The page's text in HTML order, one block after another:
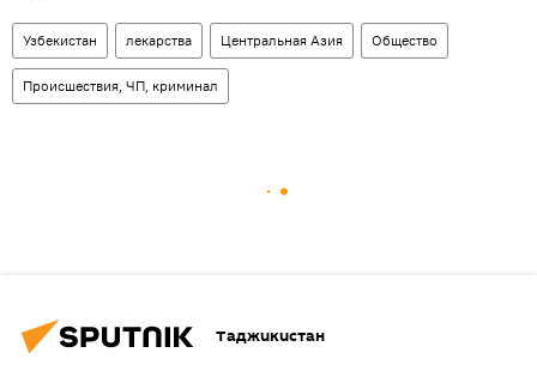
Узбекистан лекарства Центральная Азия Общество
Происшествия, ЧП, криминал
Таджикистан